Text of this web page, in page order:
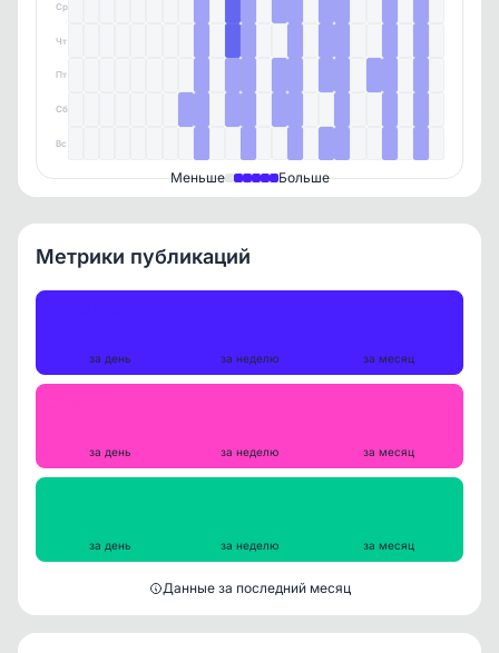
Ср
Чт
Пт
Сб
Вс
Меньше Больше
Метрики публикаций
за день за неделю за месяц
за день за неделю за месяц
за день за неделю за месяц
Данные за последний месяц